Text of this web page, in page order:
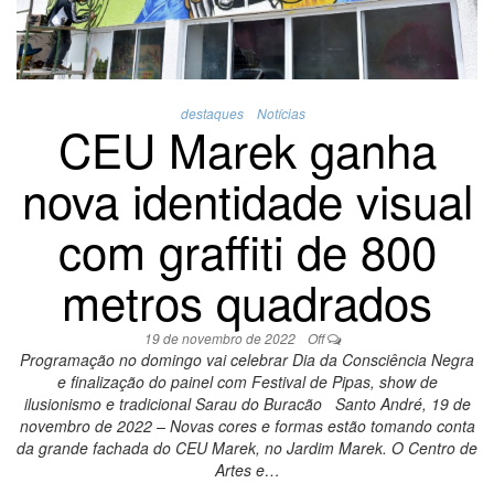
destaques Notícias
CEU Marek ganha
nova identidade visual
com graffiti de 800
metros quadrados
19 de novembro de 2022 Off
Programação no domingo vai celebrar Dia da Consciência Negra
e finalização do painel com Festival de Pipas, show de
ilusionismo e tradicional Sarau do Buracão Santo André, 19 de
novembro de 2022 – Novas cores e formas estão tomando conta
da grande fachada do CEU Marek, no Jardim Marek. O Centro de
Artes e…